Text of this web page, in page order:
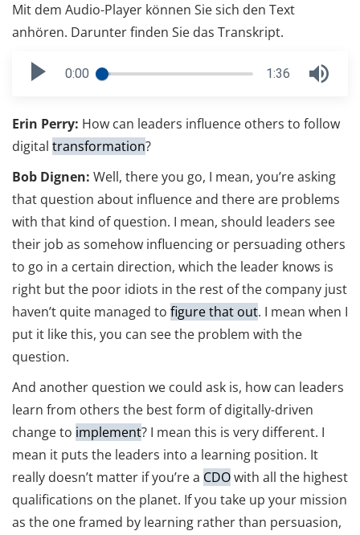
Mit dem Audio-Player können Sie sich den Text
anhören. Darunter finden Sie das Transkript.
0:00 1:36
Erin Perry: How can leaders influence others to follow
digital transformation?
Bob Dignen: Well, there you go, I mean, you’re asking
that question about influence and there are problems
with that kind of question. I mean, should leaders see
their job as somehow influencing or persuading others
to go in a certain direction, which the leader knows is
right but the poor idiots in the rest of the company just
haven’t quite managed to figure that out. I mean when I
put it like this, you can see the problem with the
question.
And another question we could ask is, how can leaders
learn from others the best form of digitally-driven
change to implement? I mean this is very different. I
mean it puts the leaders into a learning position. It
really doesn’t matter if you’re a CDOwith all the highest
qualifications on the planet. If you take up your mission
as the one framed by learning rather than persuasion,